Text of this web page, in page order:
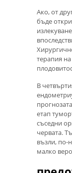
Ако, от
бъде
терапия
В
етап
съседни
червата.
възли, по-
малко